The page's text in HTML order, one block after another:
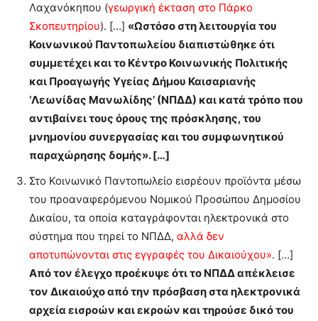
Λαχανόκηπου (γεωργική έκταση στο Πάρκο
Σκοπευτηρίου). […] «Ωστόσο στη λειτουργία του
Κοινωνικού Παντοπωλείου διαπιστώθηκε ότι
συμμετέχει και το Κέντρο Κοινωνικής Πολιτικής
και Προαγωγής Υγείας Δήμου Καισαριανής
‘Λεωνίδας Μανωλίδης’ (ΝΠΔΔ) και κατά τρόπο που
αντιβαίνει τους όρους της πρόσκλησης, του
μνημονίου συνεργασίας και του συμφωνητικού
παραχώρησης δομής». […]
Στο Κοινωνικό Παντοπωλείο εισρέουν προϊόντα μέσω
του προαναφερόμενου Νομικού Προσώπου Δημοσίου
Δικαίου, τα οποία καταγράφονται ηλεκτρονικά στο
σύστημα που τηρεί το ΝΠΔΔ, αλλά δεν
αποτυπώνονται στις εγγραφές του Δικαιούχου». […]
Από τον έλεγχο προέκυψε ότι το ΝΠΔΔ απέκλεισε
τον Δικαιούχο από την πρόσβαση στα ηλεκτρονικά
αρχεία εισροών και εκροών και τηρούσε δικό του